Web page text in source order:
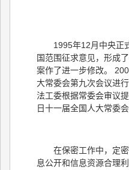
1995年12月中央正
国范围征求意见，形成
案作了进一步修改。
大常委会第九次会议进
法工委根据常委会审议
日十一届全国人大常委
在保密工作中，定
息公开和信息资源合理